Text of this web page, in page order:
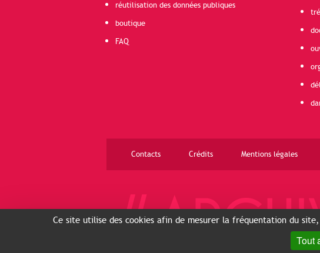
réutilisation des données publiques
boutique
FAQ
Contacts Crédits Mentions légales
Ce site utilise des cookies afin de mesurer la fréquentation du
Tout